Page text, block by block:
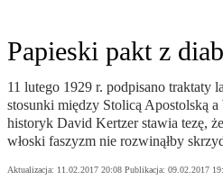
Papieski pakt z
11 lutego 1929 r. podpisano traktaty
stosunki między Stolicą Apostolską
historyk David Kertzer stawia tezę,
włoski faszyzm nie rozwinąłby
Aktualizacja: 11.02.2017 20:08 Publikacja: 09.02.2017